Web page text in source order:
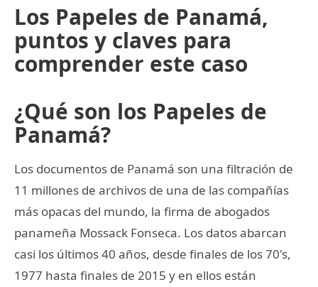
Los Papeles de Panamá,
puntos y claves para
comprender este caso
¿Qué son los Papeles de
Panamá?
Los documentos de Panamá son una filtración de
11 millones de archivos de una de las compañías
más opacas del mundo, la firma de abogados
panameña Mossack Fonseca. Los datos abarcan
casi los últimos 40 años, desde finales de los 70's,
1977 hasta finales de 2015 y en ellos están